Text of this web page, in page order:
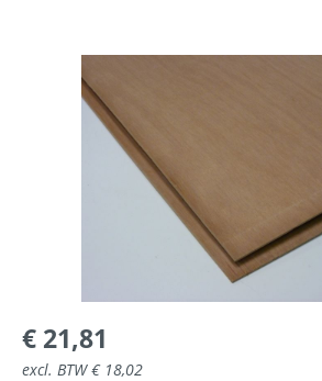
€ 21,81
excl. BTW € 18,02